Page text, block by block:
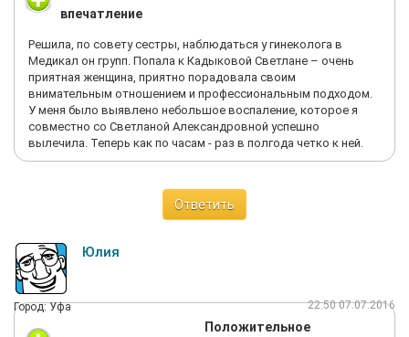
впечатление
Решила, по совету сестры, наблюдаться у гинеколога в
Медикал он групп. Попала к Кадыковой Светлане – очень
приятная женщина, приятно порадовала своим
внимательным отношением и профессиональным подходом.
У меня было выявлено небольшое воспаление, которое я
совместно со Светланой Александровной успешно
вылечила. Теперь как по часам - раз в полгода четко к ней.
Ответить
Юлия
Город: Уфа 22:50 07.07.2016
Положительное